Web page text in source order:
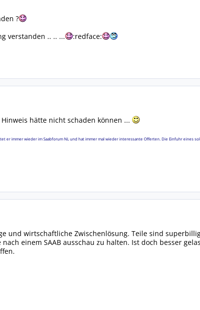
?
verstanden .. .. ...
:redface:
hätte nicht schaden können ...
er immer wieder im Saabforum NL und hat immer mal wieder interessante Offerten. Die Einfuhr eines
und wirtschaftliche Zwischenlösung. Teile sind
einem SAAB ausschau zu halten. Ist doch besser